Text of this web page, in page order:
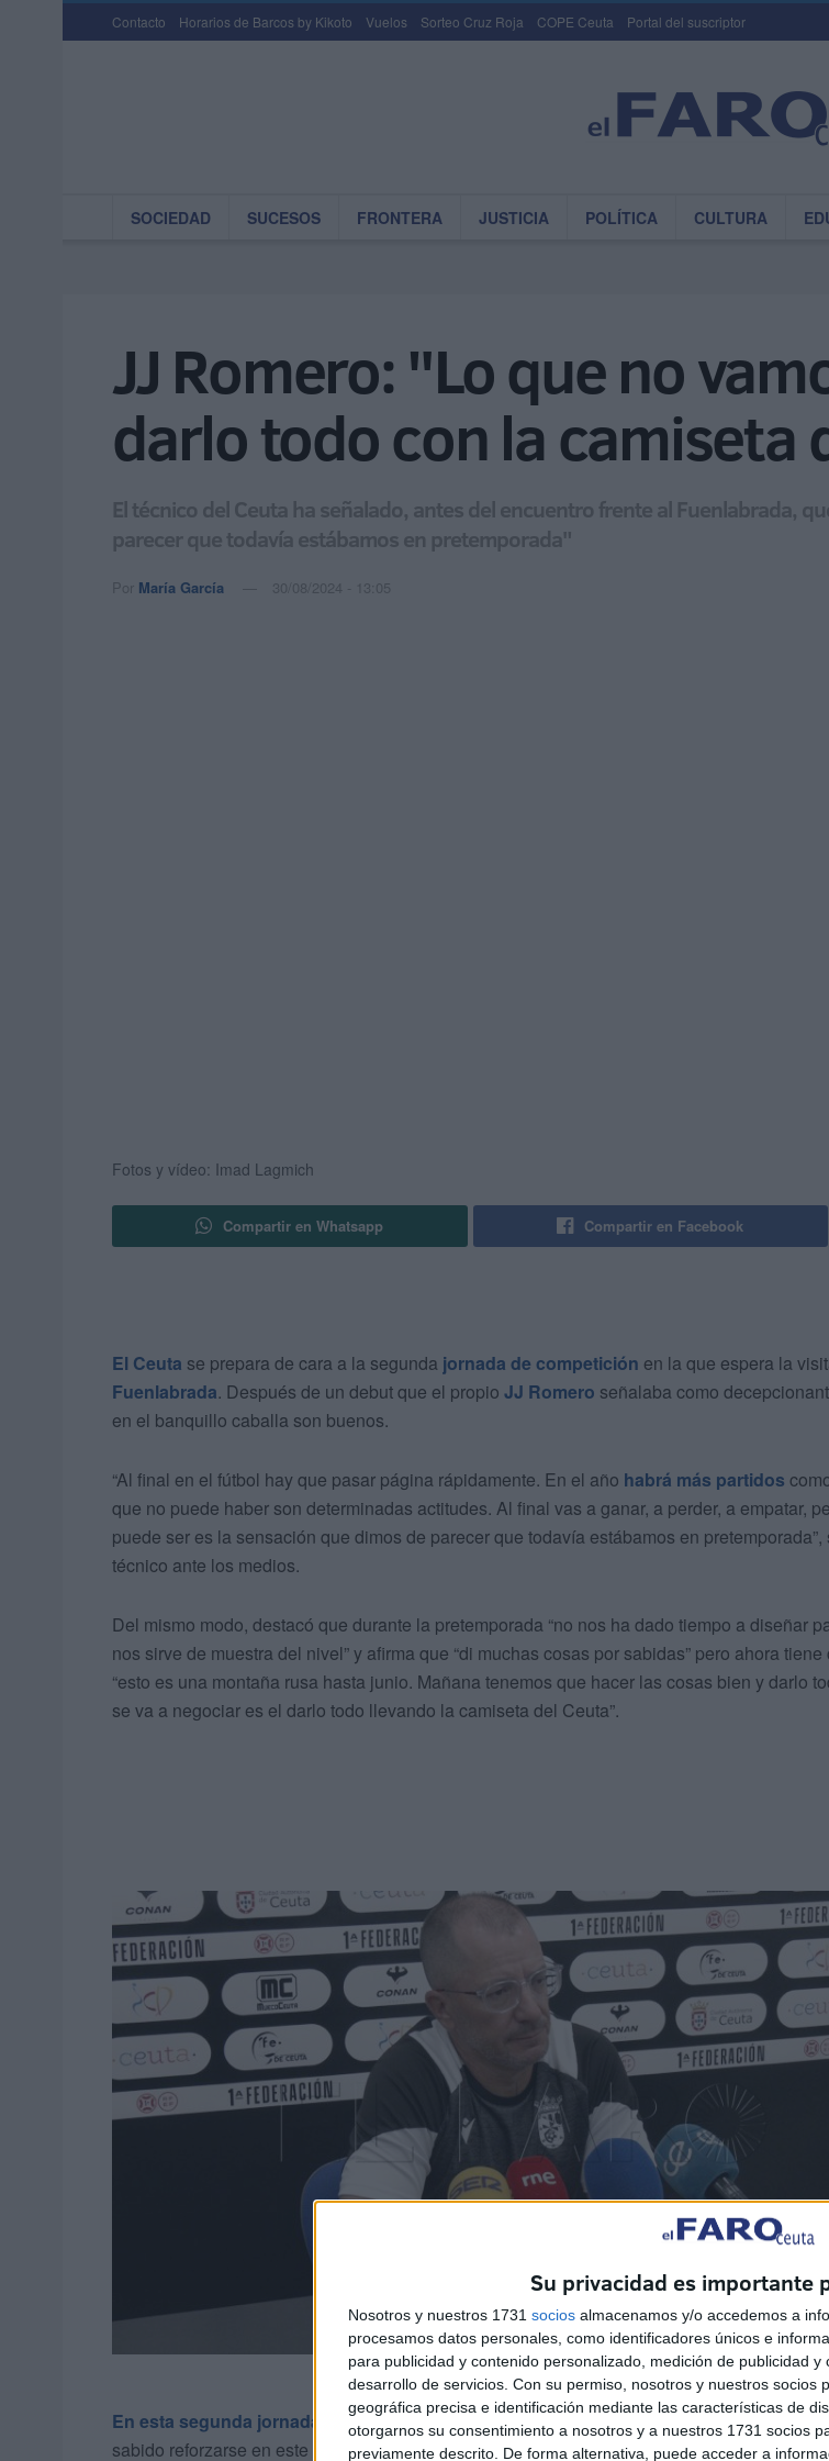
Su privacidad es importante
Nosotros y nuestros 1731 socios almacenamos y/o accedemos a
procesamos datos personales, como identificadores únicos e
para publicidad y contenido personalizado, medición de publicidad
desarrollo de servicios. Con su permiso, nosotros y nuestros socios
geográfica precisa e identificación mediante las características de
otorgarnos su consentimiento a nosotros y a nuestros 1731 socios
previamente descrito. De forma alternativa, puede acceder a
Contacto Horarios de Barcos by Kikoto Vuelos Sorteo Cruz Roja COPE Ceuta Portal del suscriptor
SOCIEDAD SUCESOS FRONTERA JUSTICIA POLÍTICA CULTURA
JJ Romero: "Lo que no
darlo todo con la camiseta
El técnico del Ceuta ha señalado, antes del encuentro frente al Fuenlabrada,
parecer que todavía estábamos en pretemporada"
Por María García 30/08/2024 - 13:05
Fotos y vídeo: Imad Lagmich
Compartir en Whatsapp Compartir en Facebook
El Ceuta se prepara de cara a la segunda jornada de competición en la que espera la
Fuenlabrada. Después de un debut que el propio JJ Romero señalaba como
en el banquillo caballa son buenos.
“Al final en el fútbol hay que pasar página rápidamente. En el año habrá más partidos
que no puede haber son determinadas actitudes. Al final vas a ganar, a perder, a empatar,
puede ser es la sensación que dimos de parecer que todavía estábamos en pretemporada”,
técnico ante los medios.
Del mismo modo, destacó que durante la pretemporada “no nos ha dado tiempo a diseñar
nos sirve de muestra del nivel” y afirma que “di muchas cosas por sabidas” pero ahora tiene
“esto es una montaña rusa hasta junio. Mañana tenemos que hacer las cosas bien y darlo
se va a negociar es el darlo todo llevando la camiseta del Ceuta”.
En esta segunda jornada
, los blancos esperan la visita del Fuenlabrada, un equipo que
sabido reforzarse en este mercado de invierno. De este encuentro, JJ Romero espera “ver